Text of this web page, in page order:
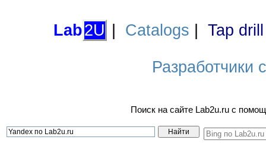
Lab2U Catalogs Tap
Разработчики
Поиск на сайте Lab2u.ru с